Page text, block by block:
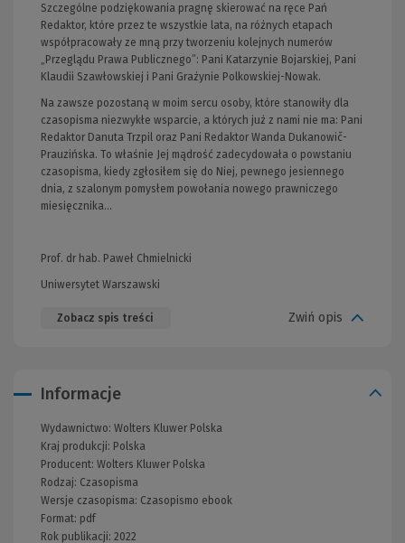
Szczególne podziękowania pragnę skierować na ręce Pań
Redaktor, które przez te wszystkie lata, na różnych etapach
współpracowały ze mną przy tworzeniu kolejnych numerów
„Przeglądu Prawa Publicznego”: Pani Katarzynie Bojarskiej, Pani
Klaudii Szawłowskiej i Pani Grażynie Polkowskiej-Nowak.
Na zawsze pozostaną w moim sercu osoby, które stanowiły dla
czasopisma niezwykłe wsparcie, a których już z nami nie ma: Pani
Redaktor Danuta Trzpil oraz Pani Redaktor Wanda Dukanowič-
Prauzińska. To właśnie Jej mądrość zadecydowała o powstaniu
czasopisma, kiedy zgłosiłem się do Niej, pewnego jesiennego
dnia, z szalonym pomysłem powołania nowego prawniczego
miesięcznika…
Prof. dr hab. Paweł Chmielnicki
Uniwersytet Warszawski
Zobacz spis treści Zwiń opis
Informacje
Wydawnictwo: Wolters Kluwer Polska
Kraj produkcji: Polska
Producent: Wolters Kluwer Polska
Rodzaj: Czasopisma
Wersje czasopisma: Czasopismo ebook
Format: pdf
Rok publikacji: 2022